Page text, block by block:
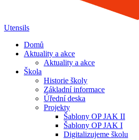
Utensils
Domů
Aktuality a akce
Aktuality a akce
Škola
Historie školy
Základní informace
Úřední deska
Projekty
Šablony OP JAK II
Šablony OP JAK I
Digitalizujeme školu